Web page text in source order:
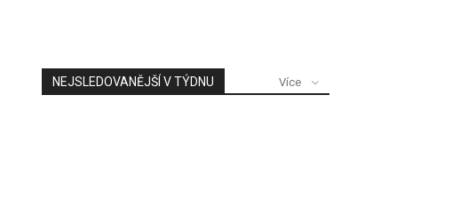
NEJSLEDOVANĚJŠÍ V TÝDNU Více